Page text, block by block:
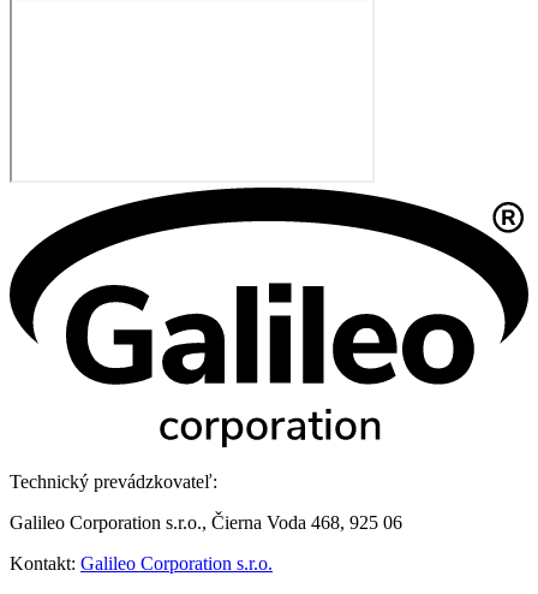
Technický prevádzkovateľ:
Galileo Corporation s.r.o., Čierna Voda 468, 925 06
Kontakt: Galileo Corporation s.r.o.